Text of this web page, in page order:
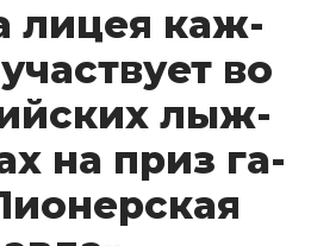
ли­цея каж­
во
лыж­
на приз га­